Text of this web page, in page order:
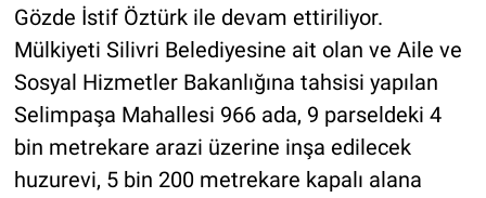
Gözde İstif Öztürk ile devam ettiriliyor.
Mülkiyeti Silivri Belediyesine ait olan ve Aile ve
Sosyal Hizmetler Bakanlığına tahsisi yapılan
Selimpaşa Mahallesi 966 ada, 9 parseldeki 4
bin metrekare arazi üzerine inşa edilecek
huzurevi, 5 bin 200 metrekare kapalı alana